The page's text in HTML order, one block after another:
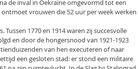
de inval in Oekraïne omgevormd tot een
vrouwen die 52 uur per week werken
1770 en 1914 waren zij succesvolle
en door de hongersnood van 1921-1923
van hen executeren of naar
een gesloten stad: er stond een militaire